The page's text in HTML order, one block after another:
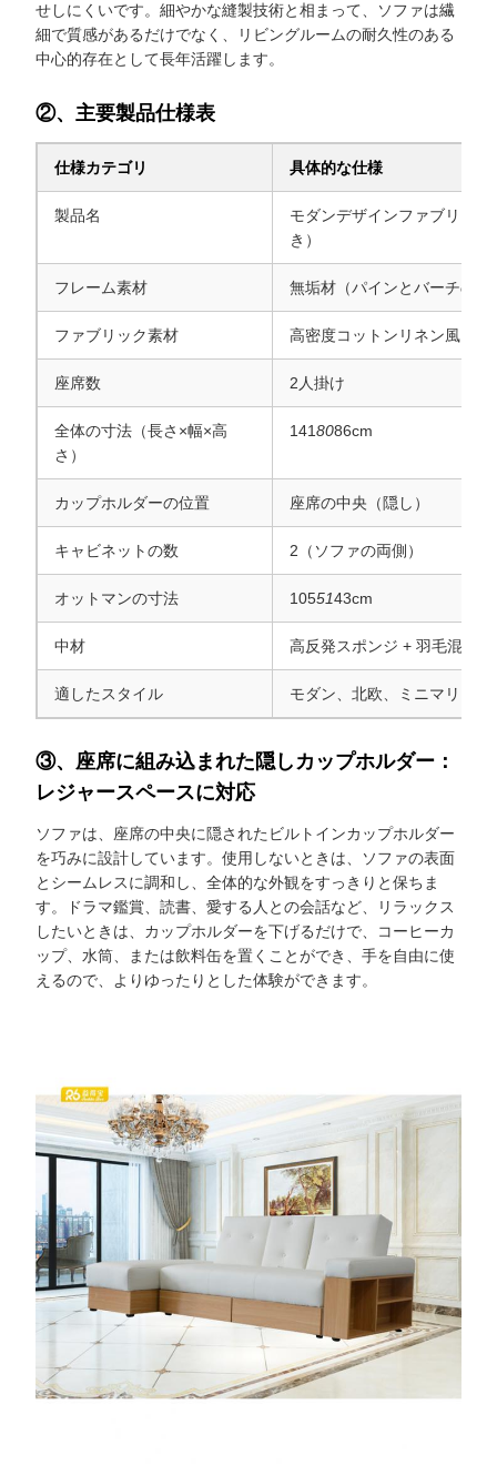
せしにくいです。細やかな縫製技術と相まって、ソファは繊
細で質感があるだけでなく、リビングルームの耐久性のある
中心的存在として長年活躍します。
②、主要製品仕様表
仕様カテゴリ 具体的な仕様
製品名
モダンデザインファブリッ
き）
フレーム素材 無垢材（パインとバーチの組
ファブリック素材 高密度コットンリネン風フ
座席数 2人掛け
全体の寸法（長さ×幅×高
さ）
1418086cm
カップホルダーの位置 座席の中央（隠し）
キャビネットの数 2（ソファの両側）
オットマンの寸法 1055143cm
中材 高反発スポンジ + 羽毛混合
適したスタイル モダン、北欧、ミニマリスト
③、座席に組み込まれた隠しカップホルダー：
レジャースペースに対応
ソファは、座席の中央に隠されたビルトインカップホルダー
を巧みに設計しています。使用しないときは、ソファの表面
とシームレスに調和し、全体的な外観をすっきりと保ちま
す。ドラマ鑑賞、読書、愛する人との会話など、リラックス
したいときは、カップホルダーを下げるだけで、コーヒーカ
ップ、水筒、または飲料缶を置くことができ、手を自由に使
えるので、よりゆったりとした体験ができます。